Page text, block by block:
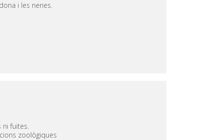
i les nenes.
ni fuites.
zoològiques